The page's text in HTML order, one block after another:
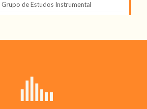
de Estudos Instrumental